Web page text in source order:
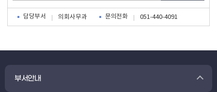
담당부서 의회사무과 문의전화 051-440-4091
부서안내